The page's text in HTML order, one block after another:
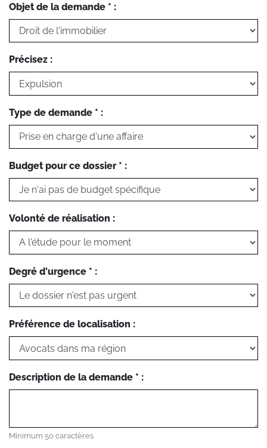
Objet de la demande * :
Précisez :
Type de demande * :
Budget pour ce dossier * :
Volonté de réalisation :
Degré d'urgence * :
Préférence de localisation :
Description de la demande * :
Minimum 50 caractères